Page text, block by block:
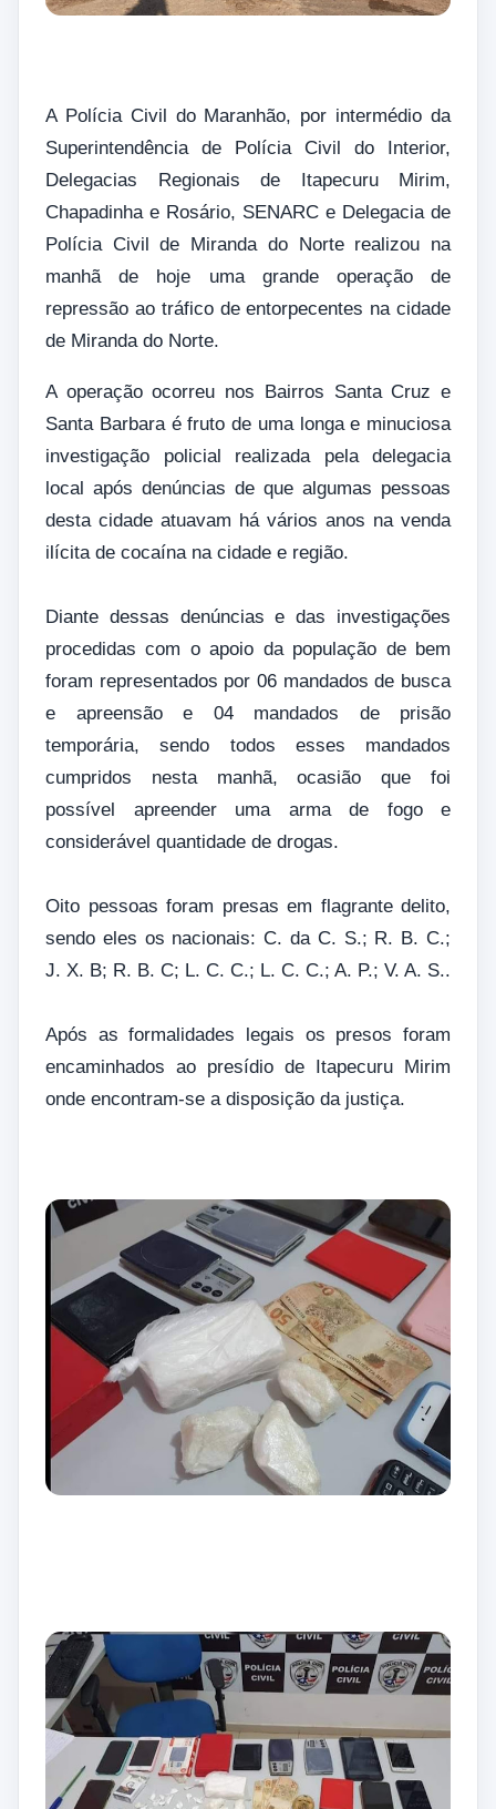
A Polícia Civil do Maranhão, por intermédio da
Superintendência de Polícia Civil do Interior,
Delegacias Regionais de Itapecuru Mirim,
Chapadinha e Rosário, SENARC e Delegacia de
Polícia Civil de Miranda do Norte realizou na
manhã de hoje uma grande operação de
repressão ao tráfico de entorpecentes na cidade
de Miranda do Norte.
A operação ocorreu nos Bairros Santa Cruz e
Santa Barbara é fruto de uma longa e minuciosa
investigação policial realizada pela delegacia
local após denúncias de que algumas pessoas
desta cidade atuavam há vários anos na venda
ilícita de cocaína na cidade e região.
Diante dessas denúncias e das investigações
procedidas com o apoio da população de bem
foram representados por 06 mandados de busca
e apreensão e 04 mandados de prisão
temporária, sendo todos esses mandados
cumpridos nesta manhã, ocasião que foi
possível apreender uma arma de fogo e
considerável quantidade de drogas.
Oito pessoas foram presas em flagrante delito,
sendo eles os nacionais: C. da C. S.; R. B. C.;
J. X. B; R. B. C; L. C. C.; L. C. C.; A. P.; V. A. S..
Após as formalidades legais os presos foram
encaminhados ao presídio de Itapecuru Mirim
onde encontram-se a disposição da justiça.